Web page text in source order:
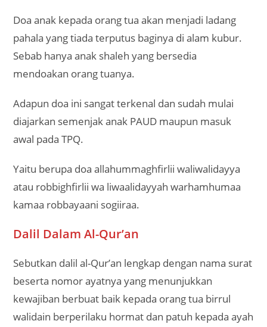
Doa anak kepada orang tua akan menjadi ladang
pahala yang tiada terputus baginya di alam kubur.
Sebab hanya anak shaleh yang bersedia
mendoakan orang tuanya.
Adapun doa ini sangat terkenal dan sudah mulai
diajarkan semenjak anak PAUD maupun masuk
awal pada TPQ.
Yaitu berupa doa allahummaghfirlii waliwalidayya
atau robbighfirlii wa liwaalidayyah warhamhumaa
kamaa robbayaani sogiiraa.
Dalil Dalam Al-Qur’an
Sebutkan dalil al-Qur’an lengkap dengan nama surat
beserta nomor ayatnya yang menunjukkan
kewajiban berbuat baik kepada orang tua birrul
walidain berperilaku hormat dan patuh kepada ayah